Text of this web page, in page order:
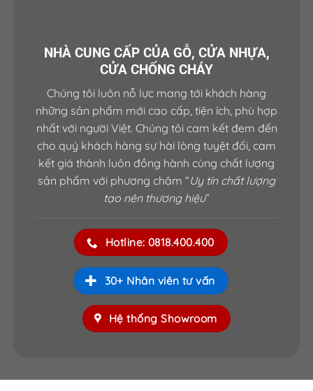
NHÀ CUNG CẤP CỦA GỖ, CỬA NHỰA,
CỬA CHỐNG CHÁY
Chúng tôi luôn nỗ lực mang tới khách hàng
những sản phẩm mới cao cấp, tiện ích, phù hợp
nhất với người Việt. Chúng tôi cam kết đem đến
cho quý khách hàng sự hài lòng tuyệt đối, cam
kết giá thành luôn đồng hành cùng chất lượng
sản phẩm với phương châm “Uy tín chất lượng
tạo nên thương hiệu”
Hotline: 0818.400.400
30+ Nhân viên tư vấn
Hệ thống Showroom